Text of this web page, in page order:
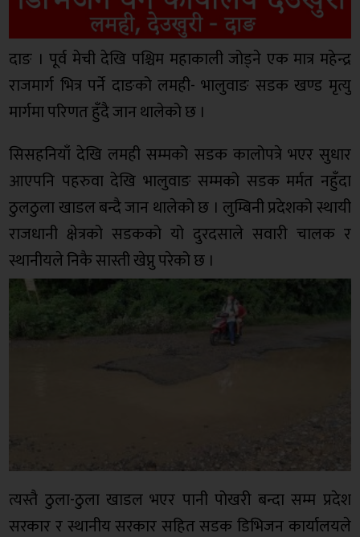
दाङ । पूर्व मेची देखि पश्चिम महाकाली जोड्ने एक मात्र महेन्द्र
राजमार्ग भित्र पर्ने दाङको लमही- भालुवाङ सडक खण्ड मृत्यु
मार्गमा परिणत हुँदै जान थालेको छ ।
सिसहनियाँ देखि लमही सम्मको सडक कालोपत्रे भएर सुधार
आएपनि पहरुवा देखि भालुवाङ सम्मको सडक मर्मत नहुँदा
ठुलठुला खाडल बन्दै जान थालेको छ । लुम्बिनी प्रदेशको स्थायी
राजधानी क्षेत्रको सडकको यो दुरदसाले सवारी चालक र
स्थानीयले निकै सास्ती खेप्नु परेको छ ।
त्यस्तै ठुला-ठुला खाडल भएर पानी पोखरी बन्दा सम्म प्रदेश
सरकार र स्थानीय सरकार सहित सडक डिभिजन कार्यालयले